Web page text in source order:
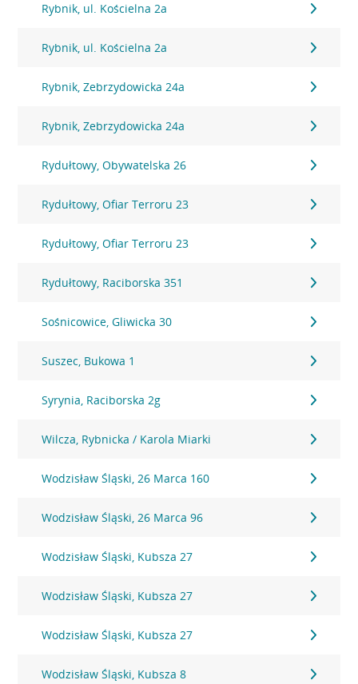
Rybnik, ul. Kościelna 2a
Rybnik, ul. Kościelna 2a
Rybnik, Zebrzydowicka 24a
Rybnik, Zebrzydowicka 24a
Rydułtowy, Obywatelska 26
Rydułtowy, Ofiar Terroru 23
Rydułtowy, Ofiar Terroru 23
Rydułtowy, Raciborska 351
Sośnicowice, Gliwicka 30
Suszec, Bukowa 1
Syrynia, Raciborska 2g
Wilcza, Rybnicka / Karola Miarki
Wodzisław Śląski, 26 Marca 160
Wodzisław Śląski, 26 Marca 96
Wodzisław Śląski, Kubsza 27
Wodzisław Śląski, Kubsza 27
Wodzisław Śląski, Kubsza 27
Wodzisław Śląski, Kubsza 8